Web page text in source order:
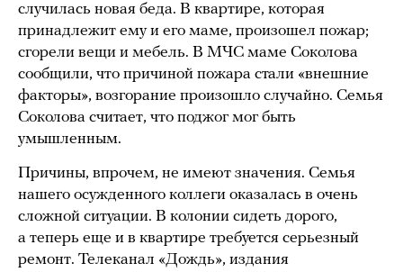
случилась новая беда. В квартире, которая
принадлежит ему и его маме, произошел пожар;
сгорели вещи и мебель. В МЧС маме Соколова
сообщили, что причиной пожара стали «внешние
факторы», возгорание произошло случайно. Семья
Соколова считает, что поджог мог быть
умышленным.
Причины, впрочем, не имеют значения. Семья
нашего осужденного коллеги оказалась в очень
сложной ситуации. В колонии сидеть дорого,
а теперь еще и в квартире требуется серьезный
ремонт. Телеканал «Дождь», издания